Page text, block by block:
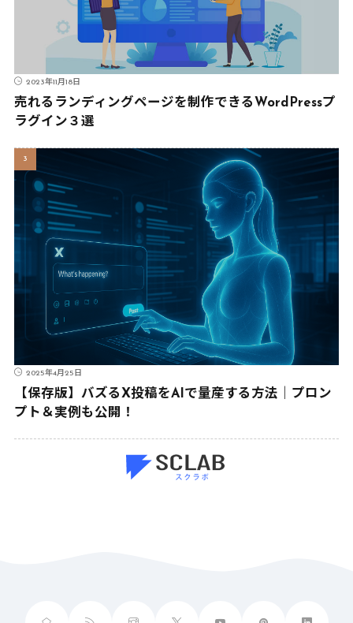
2023年11月18日
売れるランディングページを制作できるWordPressプ
ラグイン３選
2025年4月25日
【保存版】バズるX投稿をAIで量産する方法｜プロン
プト＆実例も公開！